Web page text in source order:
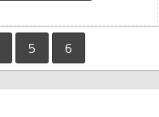
5 6